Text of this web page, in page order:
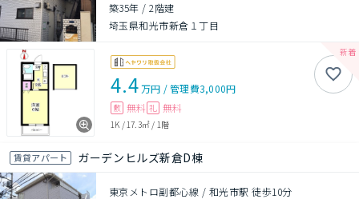
築35年 /2階建
埼玉県和光市新倉１丁目
4.4万円 /管理費3,000円
敷 無料 礼 無料
1K /17.3㎡ / 1階
賃貸アパート ガーデンヒルズ新倉D棟
東京メトロ副都心線 / 和光市駅 徒歩10分